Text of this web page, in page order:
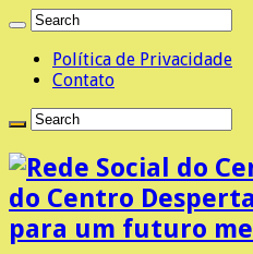
Política de Privacidade
Contato
do Centro
para um futuro